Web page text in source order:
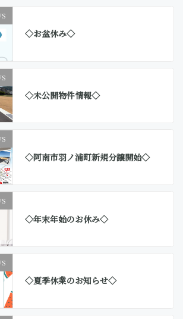
◇お盆休み◇
◇未公開物件情報◇
◇阿南市羽ノ浦町新規分譲開始◇
◇年末年始のお休み◇
◇夏季休業のお知らせ◇